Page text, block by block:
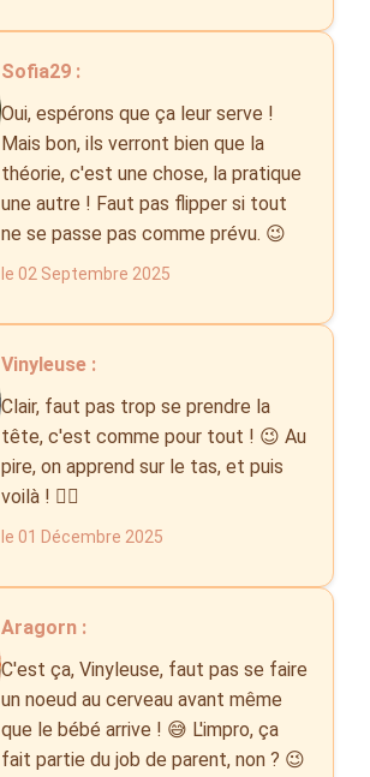
Sofia29 :
Oui, espérons que ça leur serve !
Mais bon, ils verront bien que la
théorie, c'est une chose, la pratique
une autre ! Faut pas flipper si tout
ne se passe pas comme prévu. 😉
le 02 Septembre 2025
Vinyleuse :
Clair, faut pas trop se prendre la
tête, c'est comme pour tout ! 😉 Au
pire, on apprend sur le tas, et puis
voilà ! 🤷‍♀️
le 01 Décembre 2025
Aragorn :
C'est ça, Vinyleuse, faut pas se faire
un noeud au cerveau avant même
que le bébé arrive ! 😅 L'impro, ça
fait partie du job de parent, non ? 😉